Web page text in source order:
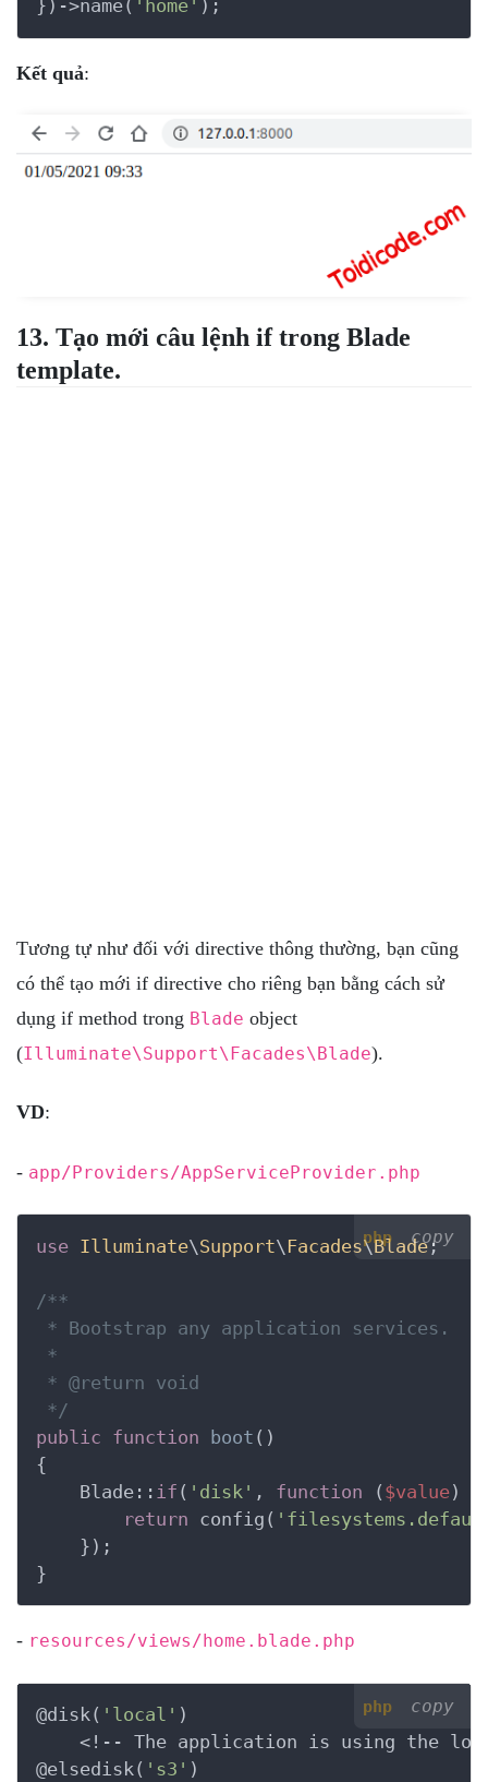
})->name( 'home' );
Kết quả:
13. Tạo mới câu lệnh if trong Blade
template.
Tương tự như đối với directive thông thường, bạn cũng
có thể tạo mới if directive cho riêng bạn bằng cách sử
dụng if method trong Blade object
(Illuminate\Support\Facades\Blade).
VD:
- app/Providers/AppServiceProvider.php
php copy
use Illuminate\Support\ Facades\Blade;
/**
* Bootstrap any application services.
*
* @return void
*/
public function boot ()
{
    Blade::
if ( 'disk' , function ( $value)
return config(
    });
}
- resources/views/home.blade.php
php copy
@disk( 'local' )
<!-- The application is using the
@elsedisk( 's3' )